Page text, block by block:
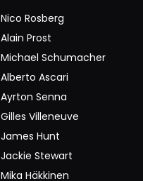
Nico Rosberg
Alain Prost
Michael Schumacher
Alberto Ascari
Ayrton Senna
Gilles Villeneuve
James Hunt
Jackie Stewart
Mika Häkkinen